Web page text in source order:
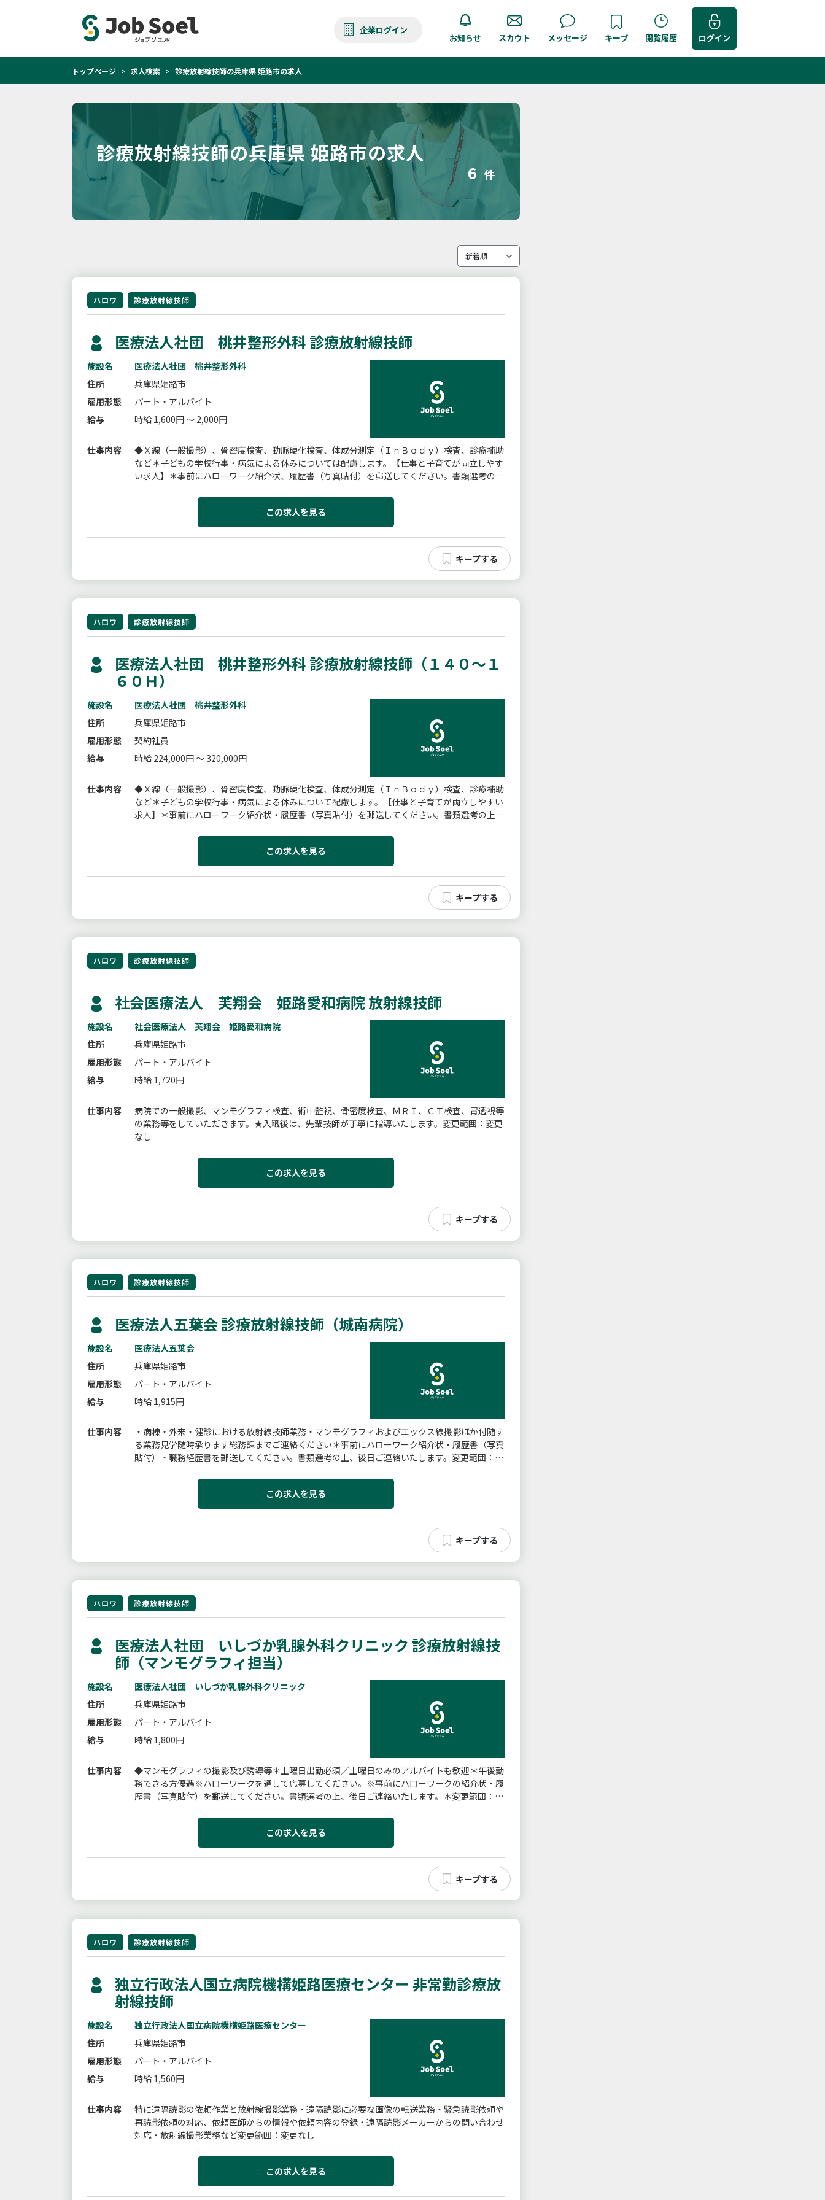
企業ログイン
お知らせ スカウト メッセージ キープ 閲覧履歴 ログイン
トップページ 求人検索 診療放射線技師の兵庫県 姫路市の求人
診療放射線技師の兵庫県 姫路市の求人
6 件
ハロワ 診療放射線技師
医療法人社団 桃井整形外科 診療放射線技師
施設名
医療法人社団 桃井整形外科
住所
兵庫県姫路市
雇用形態
パート・アルバイト
給与
時給 1,600円 ～ 2,000円
仕事内容
◆Ｘ線（一般撮影）、骨密度検査、動脈硬化検査、体成分測定（ＩｎＢｏｄｙ）検査、診療補助
など＊子どもの学校行事・病気による休みについては配慮します。【仕事と子育てが両立しやす
い求人】＊事前にハローワーク紹介状、履歴書（写真貼付）を郵送してください。書類選考の
この求人を見る
ハロワ 診療放射線技師
医療法人社団 桃井整形外科 診療放射線技師（１４０〜１
６０Ｈ）
施設名
医療法人社団 桃井整形外科
住所
兵庫県姫路市
雇用形態
契約社員
給与
時給 224,000円 ～ 320,000円
仕事内容
◆Ｘ線（一般撮影）、骨密度検査、動脈硬化検査、体成分測定（ＩｎＢｏｄｙ）検査、診療補助
など＊子どもの学校行事・病気による休みについて配慮します。【仕事と子育てが両立しやすい
求人】＊事前にハローワーク紹介状・履歴書（写真貼付）を郵送してください。書類選考の上、
この求人を見る
ハロワ 診療放射線技師
社会医療法人 芙翔会 姫路愛和病院 放射線技師
施設名
社会医療法人 芙翔会 姫路愛和病院
住所
兵庫県姫路市
雇用形態
パート・アルバイト
給与
時給 1,720円
仕事内容
病院での一般撮影、マンモグラフィ検査、術中監視、骨密度検査、ＭＲＩ、ＣＴ検査、胃透視等
の業務等をしていただきます。★入職後は、先輩技師が丁寧に指導いたします。変更範囲：変更
なし
この求人を見る
ハロワ 診療放射線技師
医療法人五葉会 診療放射線技師（城南病院）
施設名
医療法人五葉会
住所
兵庫県姫路市
雇用形態
パート・アルバイト
給与
時給 1,915円
仕事内容
・病棟・外来・健診における放射線技師業務・マンモグラフィおよびエックス線撮影ほか付随す
る業務見学随時承ります総務課までご連絡ください＊事前にハローワーク紹介状・履歴書（写真
貼付）・職務経歴書を郵送してください。書類選考の上、後日ご連絡いたします。変更範囲：会
この求人を見る
ハロワ 診療放射線技師
医療法人社団 いしづか乳腺外科クリニック 診療放射線技
師（マンモグラフィ担当）
施設名
医療法人社団 いしづか乳腺外科クリニック
住所
兵庫県姫路市
雇用形態
パート・アルバイト
給与
時給 1,800円
仕事内容
◆マンモグラフィの撮影及び誘導等＊土曜日出勤必須／土曜日のみのアルバイトも歓迎＊午後勤
務できる方優遇※ハローワークを通して応募してください。※事前にハローワークの紹介状・履
歴書（写真貼付）を郵送してください。書類選考の上、後日ご連絡いたします。＊変更範囲：変
この求人を見る
ハロワ 診療放射線技師
独立行政法人国立病院機構姫路医療センター 非常勤診療放
射線技師
施設名
独立行政法人国立病院機構姫路医療センター
住所
兵庫県姫路市
雇用形態
パート・アルバイト
給与
時給 1,560円
仕事内容
特に遠隔読影の依頼作業と放射線撮影業務・遠隔読影に必要な画像の転送業務・緊急読影依頼や
再読影依頼の対応、依頼医師からの情報や依頼内容の登録・遠隔読影メーカーからの問い合わせ
対応・放射線撮影業務など変更範囲：変更なし
この求人を見る